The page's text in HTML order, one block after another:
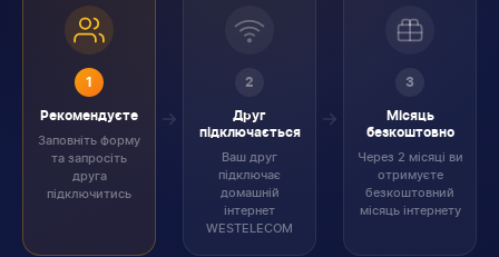
1
Рекомендуєте
Заповніть форму
та запросіть
друга
підключитись
2
Друг
підключається
Ваш друг
підключає
домашній
інтернет
WESTELECOM
3
Місяць
безкоштовно
Через 2 місяці ви
отримуєте
безкоштовний
місяць інтернету